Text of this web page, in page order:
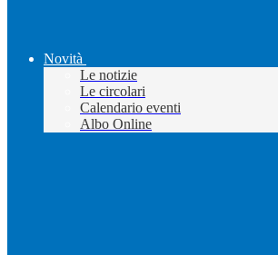
Novità
Le notizie
Le circolari
Calendario eventi
Albo Online